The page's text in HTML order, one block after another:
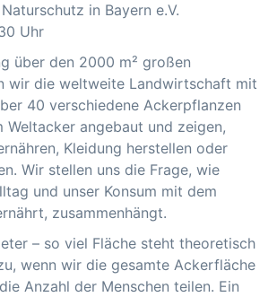
in Bayern e.V.
Uhr
über den 2000 m² großen
wir die weltweite Landwirtschaft mit
40 verschiedene Ackerpflanzen
Weltacker angebaut und zeigen,
Kleidung herstellen oder
Wir stellen uns die Frage, wie
und unser Konsum mit dem
zusammenhängt.
– so viel Fläche steht theoretisch
wenn wir die gesamte Ackerfläche
Anzahl der Menschen teilen. Ein